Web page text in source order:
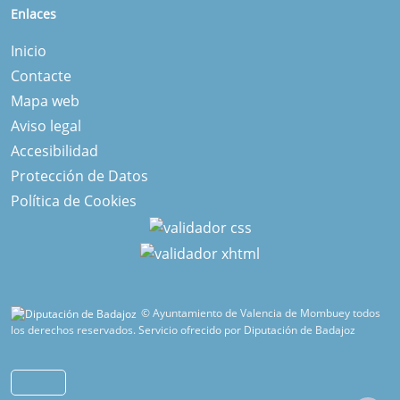
Enlaces
Inicio
Contacte
Mapa web
Aviso legal
Accesibilidad
Protección de Datos
Política de Cookies
© Ayuntamiento de Valencia de Mombuey todos
los derechos reservados.Servicio ofrecido por Diputación de Badajoz